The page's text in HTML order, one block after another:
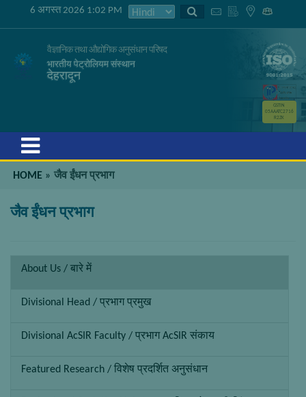
6 अगस्त 2026 1:02 PM
वैज्ञानिक तथा औद्योगिक अनुसंधान परिषद
भारतीय पेट्रोलियम संस्थान
देहरादून
GSTIN
05AAATC2716
R2ZK
HOME »जैव ईंधन प्रभाग
जैव ईंधन प्रभाग
About Us / बारे में
Divisional Head / प्रभाग प्रमुख
Divisional AcSIR Faculty / प्रभाग AcSIR संकाय
Featured Research / विशेष प्रदर्शित अनुसंधान